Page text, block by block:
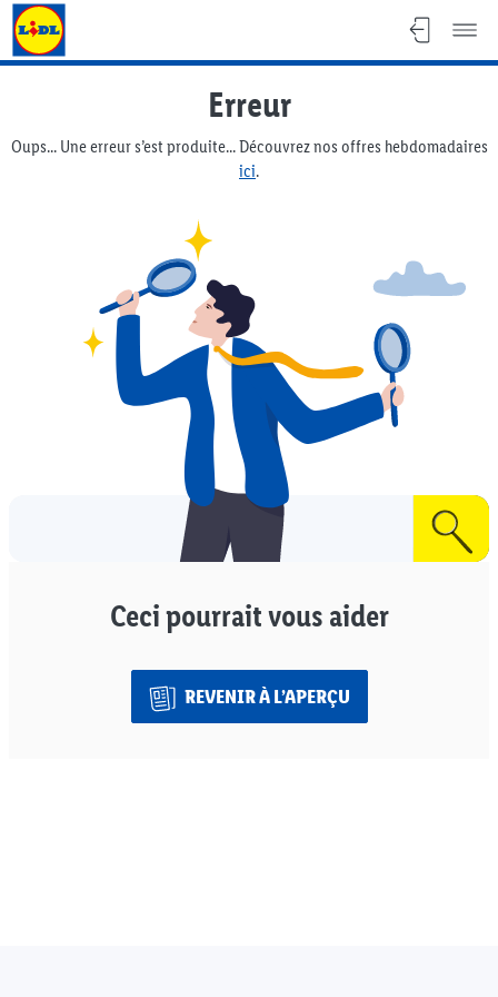
Lidl Flyer
Erreur
Oups... Une erreur s’est produite... Découvrez nos offres hebdomadaires
ici.
Ceci pourrait vous aider
REVENIR À L’APERÇU